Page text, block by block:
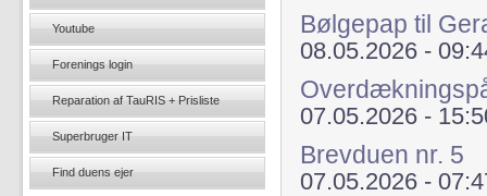
Bølgepap til
08.05.2026 -
07.05.2026 -
Brevduen nr. 5
07.05.2026 -
Youtube
Forenings login
Reparation af TauRIS + Prisliste
Superbruger IT
Find duens ejer